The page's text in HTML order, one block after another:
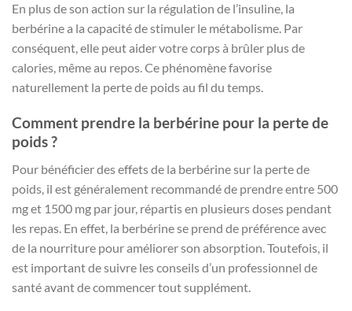
En plus de son action sur la régulation de l’insuline, la
berbérine a la capacité de stimuler le métabolisme. Par
conséquent, elle peut aider votre corps à brûler plus de
calories, même au repos. Ce phénomène favorise
naturellement la perte de poids au fil du temps.
Comment prendre la berbérine pour la perte de
poids ?
Pour bénéficier des effets de la berbérine sur la perte de
poids, il est généralement recommandé de prendre entre 500
mg et 1500 mg par jour, répartis en plusieurs doses pendant
les repas. En effet, la berbérine se prend de préférence avec
de la nourriture pour améliorer son absorption. Toutefois, il
est important de suivre les conseils d’un professionnel de
santé avant de commencer tout supplément.